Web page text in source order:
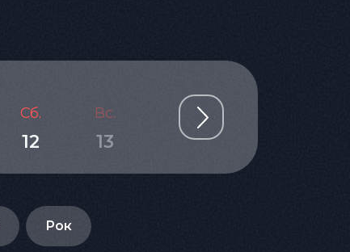
Сб.
12
Вс.
13
Пн.
14 15
Рок